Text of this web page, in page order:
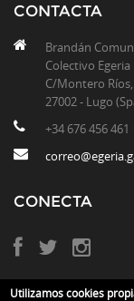
CONTACTA
Brandán
Colectivo Egeria
C/Montero Ríos,
27002 - Lugo
+34 676 456 461
CONECTA
Utilizamos cookies